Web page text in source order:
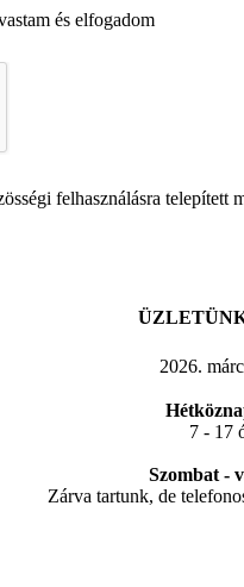
és elfogadom
felhasználásra
2026.
7 - 17
Szombat -
Zárva tartunk, de